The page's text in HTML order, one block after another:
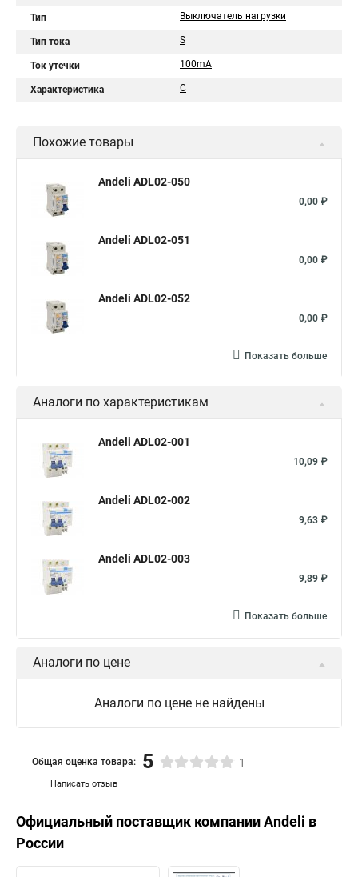
Тип Выключатель нагрузки
Тип тока S
Ток утечки 100mA
Характеристика С
Похожие товары
Andeli ADL02-050
0,00 ₽
Andeli ADL02-051
0,00 ₽
Andeli ADL02-052
0,00 ₽
Показать больше
Аналоги по характеристикам
Andeli ADL02-001
10,09 ₽
Andeli ADL02-002
9,63 ₽
Andeli ADL02-003
9,89 ₽
Показать больше
Аналоги по цене
Аналоги по цене не найдены
Написать отзыв
Общая оценка товара: 5 1
Официальный поставщик компанииAndeli в
России